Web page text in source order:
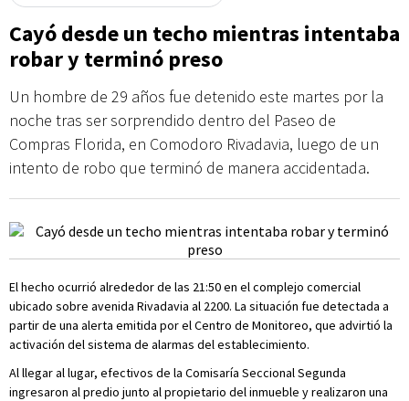
Cayó desde un techo mientras intentaba
robar y terminó preso
Un hombre de 29 años fue detenido este martes por la
noche tras ser sorprendido dentro del Paseo de
Compras Florida, en Comodoro Rivadavia, luego de un
intento de robo que terminó de manera accidentada.
El hecho ocurrió alrededor de las 21:50 en el complejo comercial
ubicado sobre avenida Rivadavia al 2200. La situación fue detectada a
partir de una alerta emitida por el Centro de Monitoreo, que advirtió la
activación del sistema de alarmas del establecimiento.
Al llegar al lugar, efectivos de la Comisaría Seccional Segunda
ingresaron al predio junto al propietario del inmueble y realizaron una